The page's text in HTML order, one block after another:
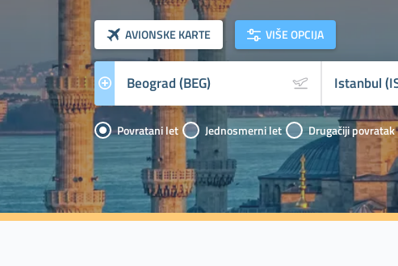
AVIONSKE KARTE Prevoznik
klasa letova
VIŠE OPCIJA
Povratani let Jednosmerni let Drugačiji povratak